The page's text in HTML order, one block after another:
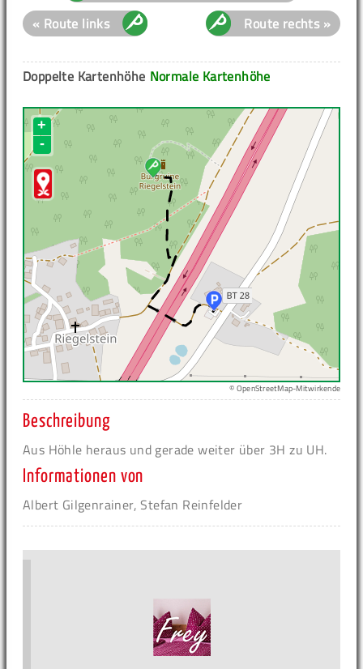
« Route links
Route rechts »
Normale Kartenhöhe
Doppelte Kartenhöhe
+
-
© OpenStreetMap-Mitwirkende
Beschreibung
Aus Höhle heraus und gerade weiter über 3H zu UH.
Informationen von
Albert Gilgenrainer, Stefan Reinfelder